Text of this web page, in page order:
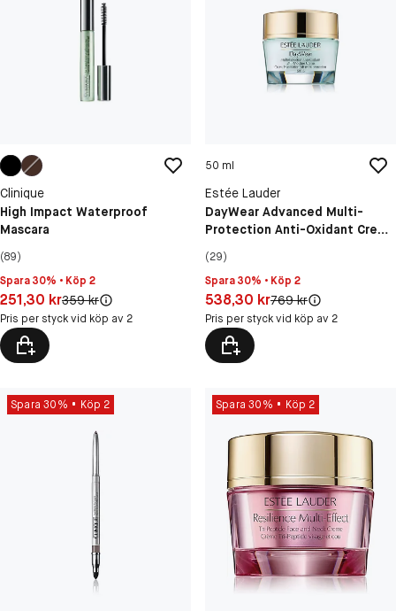
Clinique
High Impact Waterproof
Mascara
(89)
Spara 30% • Köp 2
Pris: 251,30 kr
251,30 krOriginal pris:
359 kr
Pris per styck vid köp av 2
50 ml
Estée Lauder
DayWear Advanced Multi-
Protection Anti-Oxidant Creme
(29)
Spara 30% • Köp 2
Pris: 538,30 kr
538,30 krOriginal pris:
769 kr
Pris per styck vid köp av 2
Spara 30% Köp 2 Spara 30% Köp 2